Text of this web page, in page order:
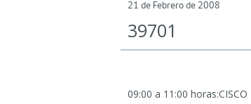
21 de Febrero de 2008
39701
09:00 a 11:00